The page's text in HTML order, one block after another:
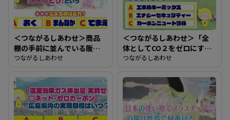
＜つながるしあわせ＞商品
棚の手前に並んでいる販売
期限が近い商品を選ぶこと
○○○に入るのはどれ？
つながるしあわせ
＜つながるしあわせ＞「全
体としてCO２をゼロにす
る」ことを何という？
つながるしあわせ